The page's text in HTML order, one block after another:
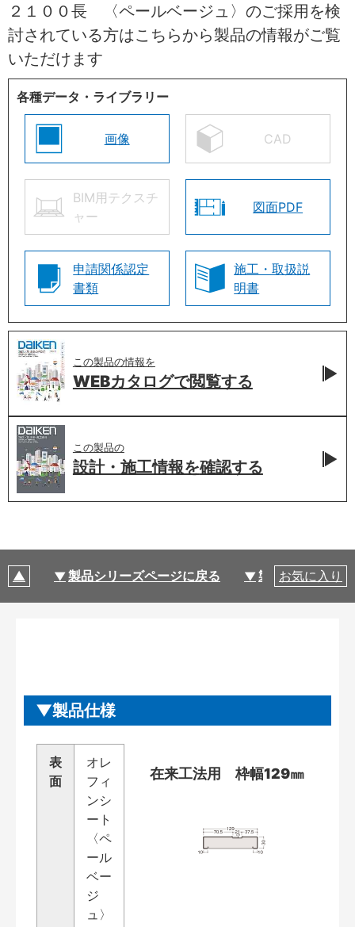
２１００長 〈ペールベージュ〉のご採用を検
討されている方はこちらから製品の情報がご覧
いただけます
各種データ・ライブラリー
画像 CAD
BIM用テクスチ
ャー
図面PDF
申請関係認定
書類
施工・取扱説
明書
この製品の情報を
WEBカタログで閲覧する
この製品の
設計・施工情報を確認する
製品シリーズページに戻る 製品仕様
お気に入り
製品仕様
表
面
オレ
フィ
ンシ
ート
〈ペ
ール
ベー
ジ
ュ〉
在来工法用 枠幅129㎜